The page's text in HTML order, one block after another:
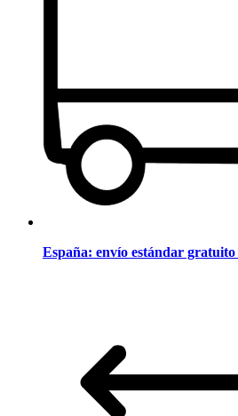
España: envío estándar gratuito